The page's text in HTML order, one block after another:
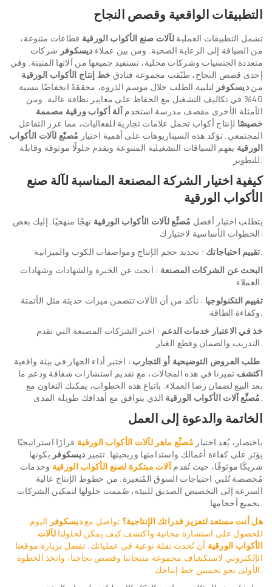
التطبيقات الواقعية وقصص النجاح
تشمل التطبيقات العملية لآلات صنع الأكواب الورقية قطاعات متنوعة،
من الضيافة إلى الرعاية الصحية. ومن بين عملاء ديسكوفر شركات
متعددة الجنسيات وشركات محلية، تستفيد جميعها من آلاتها المتينة. وفي
إحدى قصص النجاح، طبّقت مجموعة فنادق خط إنتاج الأكواب الورقية
من ديسكوفر لتلبية الطلب خلال موسم الذروة، محققةً انخفاضًا بنسبة
40% في تكاليف التشغيل مع الحفاظ على معايير نظافة عالية. ومن
الأمثلة الأخرى مقصف مدرسة استخدمآلة أكواب ورقية مصممة
خصيصًا لإنتاج أكواب تحمل علامات تجارية للفعاليات، مما عزز التفاعل
المجتمعي. تؤكد هذه السيناريوهات على أهمية اختيار مُصنّع لآلات الأكواب
الورقية يفهم السياقات التشغيلية المتنوعة ويقدم حلولًا موثوقة وقابلة
للتطوير.
كيفية اختيار الشركة المصنعة المناسبة لآلة صنع
الأكواب الورقية
يتطلب اختيار أفضل مُصنِّع لآلات الأكواب الورقية نهجًا منهجيًا. إليك بعض
الخطوات الأساسية لاختيارك:
تقييم احتياجاتك: تحديد حجم الإنتاج ومواصفات الكوب والميزانية.
البحث عن الشركات المصنعة : ابحث عن الخبرة والشهادات وشهادات
العملاء.
تقييم التكنولوجيا : تأكد من أن الآلات تتضمن ميزات حديثة مثل الأتمتة
وكفاءة الطاقة.
خذ في الاعتبار خدمات الدعم : اختر الشركات المصنعة التي تقدم
التدريب والضمان وقطع الغيار.
طلب العروض التوضيحية أو التجارب: اختبر أداء الجهاز في بيئة واقعية.
اكتشف تميزنا في هذه المجالات، مع تقديم استشارات شفافة ودعم ما
بعد البيع لضمان رضا العملاء. باتباع هذه الخطوات، يمكنك التعاون مع
مُصنِّع آلات الأكواب الورقيةالذي يتوافق مع أهدافك طويلة المدى.
الخاتمة والدعوة إلى العمل
باختصار، يُعد اختيار مُصنِّع ماهر لآلات الأكواب الورقية قرارًا استراتيجيًا
يؤثر على كفاءة أعمالك واستدامتها وربحيتها. تتميز ديسكوفر بكونها
شريكًا موثوقًا، حيث تُقدمآلات مبتكرة لصنع الأكواب الورقية وخدمات
مُخصصة تُلبي احتياجات السوق المُتغيرة. من خطوط الإنتاج عالية
السرعة إلى التخصيص الصديق للبيئة، صُممت حلولها لتمكين الشركات
بجميع أحجامها.
هل أنت مستعد لتعزيز قدراتك الإنتاجية؟ تواصل معديسكوفر اليوم
للحصول على استشارة مجانية واكتشف كيف يمكن لحلولنا لآلات
الأكواب الورقية أن تُحدث نقلة نوعية في عملياتك. تفضل بزيارة موقعنا
الإلكتروني لاستكشاف مجموعة منتجاتنا وقصص نجاحنا، واتخذ الخطوة
الأولى نحو تحسين خط إنتاجك.